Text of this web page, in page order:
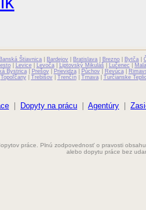
Banská Štiavnica Bardejov Bratislava Brezno Bytča |
| Levice| Levoča| Liptovský Mikuláš Lučenec
Bystrica| Prešov| Prievidza| Púchov| Revúca|
Topoľčany| Trebišov| Trenčín| Trnava| Turčianske
Dopyty na prácu Agentúry
práce. Plnú zodpovednosť o pravosti
alebo dopytu práce bez